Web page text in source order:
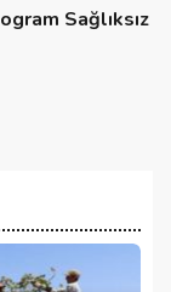
Sağlıksız